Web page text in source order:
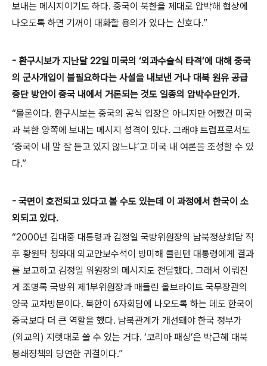
보내는 메시지이기도 하다. 중국이 북한을 제대로 압박해 협상에
나오도록 하면 기꺼이 대화할 용의가 있다는 신호다.”
- 환구시보가 지난달 22일 미국의 ‘외과수술식 타격’에 대해 중국
의 군사개입이 불필요하다는 사설을 내보낸 거나 대북 원유 공급
중단 방안이 중국 내에서 거론되는 것도 일종의 압박수단인가.
“물론이다. 환구시보는 중국의 공식 입장은 아니지만 어쨌건 미국
과 북한 양쪽에 보내는 메시지 성격이 있다. 그래야 트럼프로서도
‘중국이 내 말 잘 듣고 있지 않느냐’고 미국 내 여론을 조성할 수 있
다.”
- 국면이 호전되고 있다고 볼 수도 있는데 이 과정에서 한국이 소
외되고 있다.
“2000년 김대중 대통령과 김정일 국방위원장의 남북정상회담 직
후 황원탁 청와대 외교안보수석이 방미해 클린턴 대통령에게 결과
를 보고하고 김정일 위원장의 메시지도 전달했다. 그래서 이뤄진
게 조명록 국방위 제1부위원장과 매들린 올브라이트 국무장관의
양국 교차방문이다. 북한이 6자회담에 나오도록 하는 데도 한국이
중국보다 더 큰 역할을 했다. 남북관계가 개선돼야 한국 정부가
(외교의) 지렛대로 쓸 수 있는 거다. ‘코리아 패싱’은 박근혜 대북
봉쇄정책의 당연한 귀결이다.”